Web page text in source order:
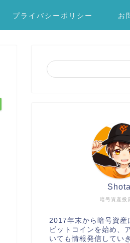
プライバシーポリシー お
暗号資産投
Shota
2017年末から暗号資産
ビットコインを始め、
いても情報発信してい